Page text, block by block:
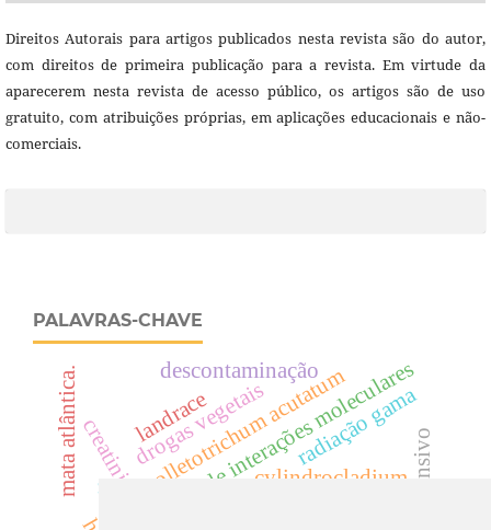
Direitos Autorais para artigos publicados nesta revista são do autor,
com direitos de primeira publicação para a revista. Em virtude da
aparecerem nesta revista de acesso público, os artigos são de uso
gratuito, com atribuições próprias, em aplicações educacionais e não-
comerciais.
PALAVRAS-CHAVE
predição de interações moleculares
creatinina cylindrocladium
colletotrichum acutatum
descontaminação
drogas vegetais radiação gama
landrace
mata atlântica. cyp